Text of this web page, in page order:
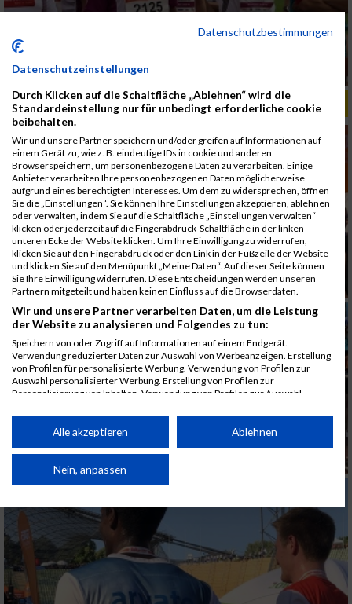
ALBUM B2RUN MÜNCHEN, B2RUN / 16.07.2019
Datenschutzbestimmungen
Datenschutzeinstellungen
Durch Klicken auf die Schaltfläche „Ablehnen“ wird die
Standardeinstellung nur für unbedingt erforderliche cookie
beibehalten.
Wir und unsere Partner speichern und/oder greifen auf Informationen auf
einem Gerät zu, wie z. B. eindeutige IDs in cookie und anderen
Browserspeichern, um personenbezogene Daten zu verarbeiten. Einige
Anbieter verarbeiten Ihre personenbezogenen Daten möglicherweise
aufgrund eines berechtigten Interesses. Um dem zu widersprechen, öffnen
Sie die „Einstellungen“. Sie können Ihre Einstellungen akzeptieren, ablehnen
oder verwalten, indem Sie auf die Schaltfläche „Einstellungen verwalten“
klicken oder jederzeit auf die Fingerabdruck-Schaltfläche in der linken
unteren Ecke der Website klicken. Um Ihre Einwilligung zu widerrufen,
klicken Sie auf den Fingerabdruck oder den Link in der Fußzeile der Website
und klicken Sie auf den Menüpunkt „Meine Daten“. Auf dieser Seite können
Sie Ihre Einwilligung widerrufen. Diese Entscheidungen werden unseren
Partnern mitgeteilt und haben keinen Einfluss auf die Browserdaten.
Wir und unsere Partner verarbeiten Daten, um die Leistung
der Website zu analysieren und Folgendes zu tun:
Speichern von oder Zugriff auf Informationen auf einem Endgerät.
Verwendung reduzierter Daten zur Auswahl von Werbeanzeigen. Erstellung
von Profilen für personalisierte Werbung. Verwendung von Profilen zur
Auswahl personalisierter Werbung. Erstellung von Profilen zur
Personalisierung von Inhalten. Verwendung von Profilen zur Auswahl
Performance von Inhalten. Analyse von Zielgruppen durch Statistiken oder
Kombinationen von Daten aus verschiedenen Quellen. Entwicklung und
von Inhalten.
Daten können außerhalb der Europäischen Union weitergegeben und in die
Website/App.
Partnerliste anzeigen (1 IAB-Anbieter)
Wir nutzen Ihre Daten für folgende Zwecke:
IAB-Verarbeitungszwecke:
Alle akzeptieren Ablehnen
Nein, anpassen